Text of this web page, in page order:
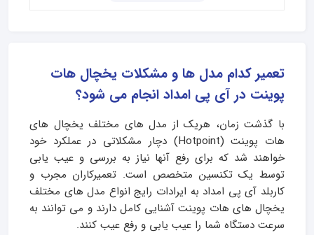
تعمیر کدام مدل ها و مشکلات یخچال هات
پوینت در آی پی امداد انجام می شود؟
با گذشت زمان، هریک از مدل‌ های مختلف یخچال‌ های
هات پوینت (Hotpoint) دچار مشکلاتی در عملکرد خود
خواهند شد که برای رفع آنها نیاز به بررسی و عیب‌ یابی
توسط یک تکنسین متخصص است. تعمیرکاران مجرب و
کاربلد آی پی امداد به ایرادات رایج انواع مدل‌ های مختلف
یخچال‌ های هات پوینت آشنایی کامل دارند و می‌ توانند به
سرعت دستگاه شما را عیب‌ یابی و رفع عیب کنند.